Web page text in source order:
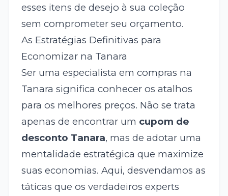
esses itens de desejo à sua coleção
sem comprometer seu orçamento.
As Estratégias Definitivas para
Economizar na Tanara
Ser uma especialista em compras na
Tanara significa conhecer os atalhos
para os melhores preços. Não se trata
apenas de encontrar um cupom de
desconto Tanara, mas de adotar uma
mentalidade estratégica que maximize
suas economias. Aqui, desvendamos as
táticas que os verdadeiros experts